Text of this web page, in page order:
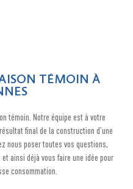
TÉMOIN À
témoin. Notre équipe est à votre
final de la construction d’une
nous poser toutes vos questions,
ainsi déjà vous faire une idée pour
consommation.